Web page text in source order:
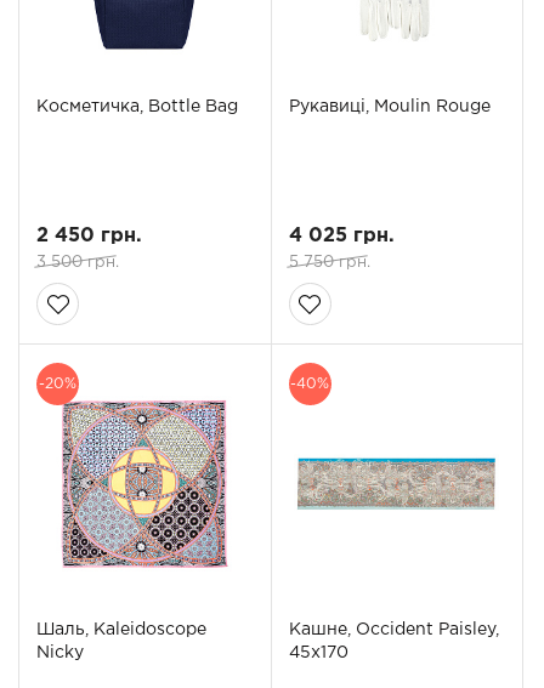
Косметичка, Bottle Bag
2 450 грн.
3 500 грн.
Рукавиці, Moulin Rouge
4 025 грн.
5 750 грн.
-20%
Шаль, Kaleidoscope
Nicky
-40%
Кашне, Occident Paisley,
45х170